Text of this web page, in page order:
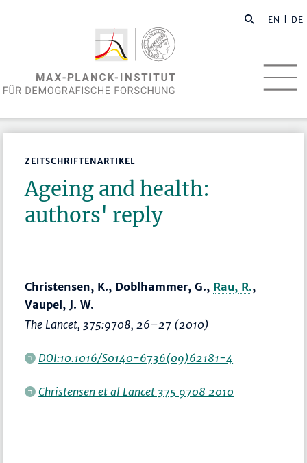
EN | DE
ZEITSCHRIFTENARTIKEL
Ageing and health:
authors' reply
Christensen, K., Doblhammer, G., Rau, R.,
Vaupel, J. W.
The Lancet, 375:9708,26–27 (2010)
DOI:10.1016/S0140-6736(09)62181-4
Christensen et al Lancet 375 9708 2010